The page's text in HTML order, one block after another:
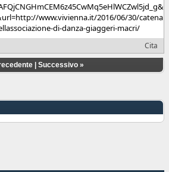
www.vivienna.it/2016/06/30/
di-danza-giaggeri-macri/
Cita
Successivo »